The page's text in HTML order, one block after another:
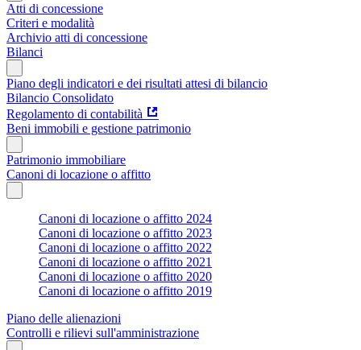
Atti di concessione
Criteri e modalità
Archivio atti di concessione
Bilanci
Piano degli indicatori e dei risultati attesi di bilancio
Bilancio Consolidato
Regolamento di contabilità
Beni immobili e gestione patrimonio
Patrimonio immobiliare
Canoni di locazione o affitto
Canoni di locazione o affitto 2024
Canoni di locazione o affitto 2023
Canoni di locazione o affitto 2022
Canoni di locazione o affitto 2021
Canoni di locazione o affitto 2020
Canoni di locazione o affitto 2019
Piano delle alienazioni
Controlli e rilievi sull'amministrazione